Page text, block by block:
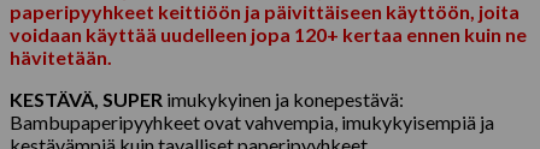
paperipyyhkeet keittiöön ja päivittäiseen käyttöön, joita
voidaan käyttää uudelleen jopa 120+ kertaa ennen kuin ne
hävitetään.
KESTÄVÄ, SUPER imukykyinen ja konepestävä:
Bambupaperipyyhkeet ovat vahvempia, imukykyisempiä ja